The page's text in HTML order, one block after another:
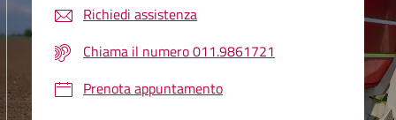
Richiedi assistenza
Chiama il numero 011.9861721
Prenota appuntamento